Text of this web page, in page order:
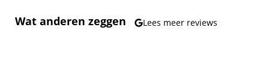
Wat anderen zeggen Lees meer reviews